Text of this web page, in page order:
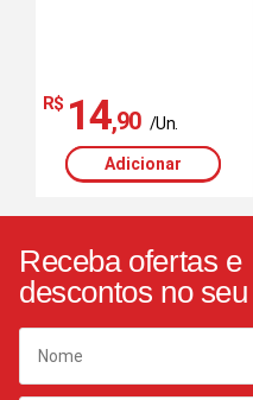
R$ 14,90 /Un.
Adicionar
Receba ofertas e
descontos no